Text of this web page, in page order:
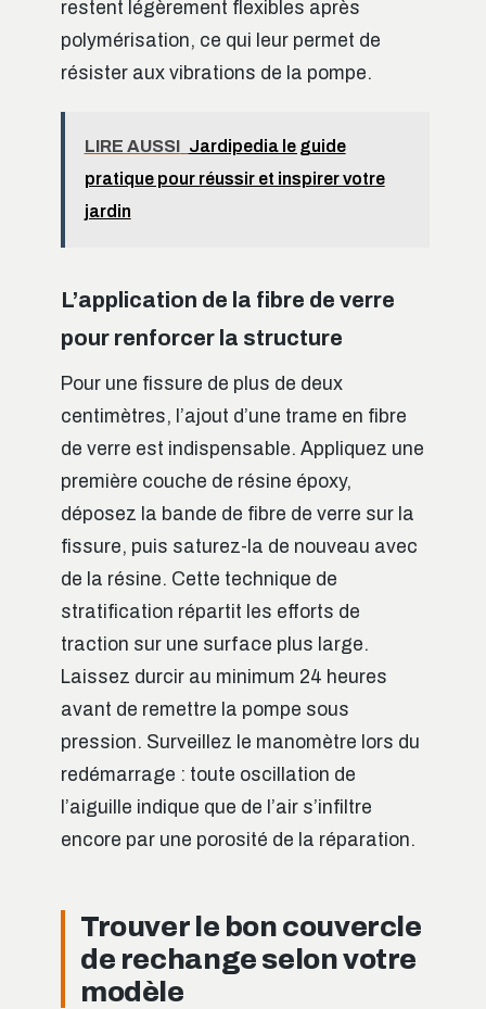
restent légèrement flexibles après
polymérisation, ce qui leur permet de
résister aux vibrations de la pompe.
LIRE AUSSI Jardipedia le guide
pratique pour réussir et inspirer votre
jardin
L’application de la fibre de verre
pour renforcer la structure
Pour une fissure de plus de deux
centimètres, l’ajout d’une trame en fibre
de verre est indispensable. Appliquez une
première couche de résine époxy,
déposez la bande de fibre de verre sur la
fissure, puis saturez-la de nouveau avec
de la résine. Cette technique de
stratification répartit les efforts de
traction sur une surface plus large.
Laissez durcir au minimum 24 heures
avant de remettre la pompe sous
pression. Surveillez le manomètre lors du
redémarrage : toute oscillation de
l’aiguille indique que de l’air s’infiltre
encore par une porosité de la réparation.
Trouver le bon couvercle
de rechange selon votre
modèle